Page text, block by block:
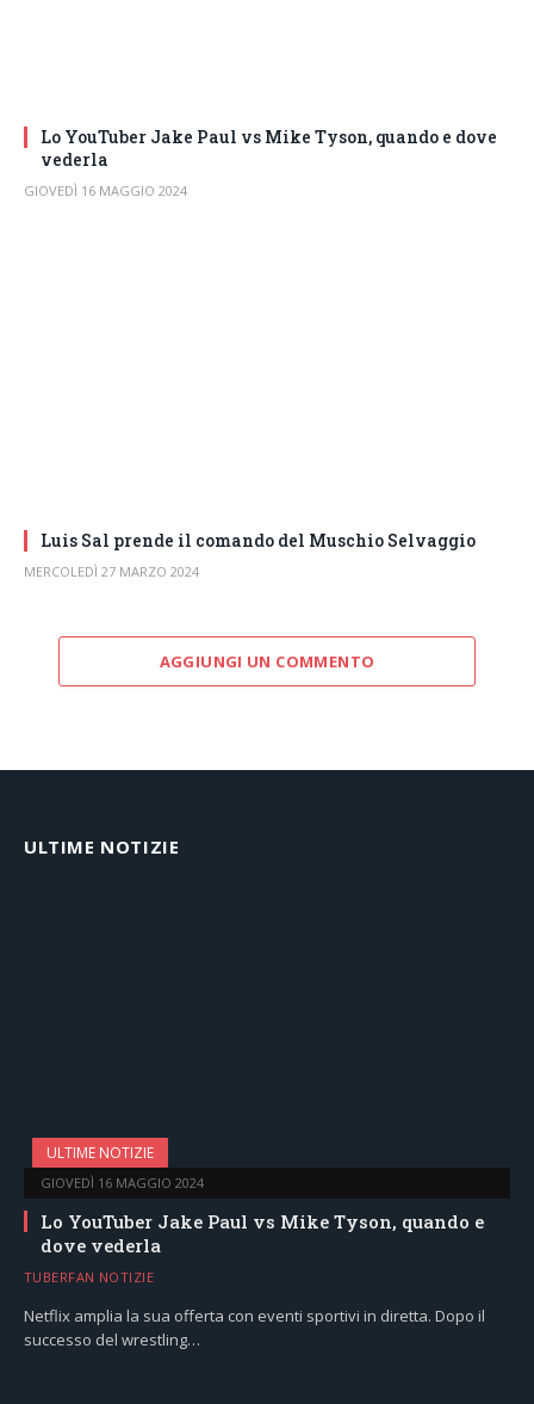
Lo YouTuber Jake Paul vs Mike Tyson, quando e dove
vederla
GIOVEDÌ 16 MAGGIO 2024
Luis Sal prende il comando del Muschio Selvaggio
MERCOLEDÌ 27 MARZO 2024
AGGIUNGI UN COMMENTO
ULTIME NOTIZIE
ULTIME NOTIZIE
GIOVEDÌ 16 MAGGIO 2024
Lo YouTuber Jake Paul vs Mike Tyson, quando e
dove vederla
TUBERFAN NOTIZIE
Netflix amplia la sua offerta con eventi sportivi in diretta. Dopo il
successo del wrestling…